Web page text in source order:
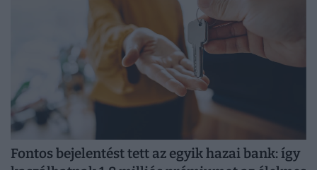
Fontos bejelentést tett az egyik hazai bank: így